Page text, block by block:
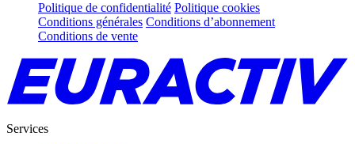
Politique de confidentialité Politique cookies
Conditions générales Conditions d’abonnement
Conditions de vente
Services